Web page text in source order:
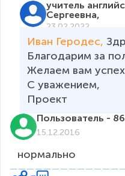
учитель
Сергеевна,
23.02.2022
Иван Геродес,
Благодарим за
Желаем вам
С уважением,
Проект
Пользователь -
15.12.2016
нормально